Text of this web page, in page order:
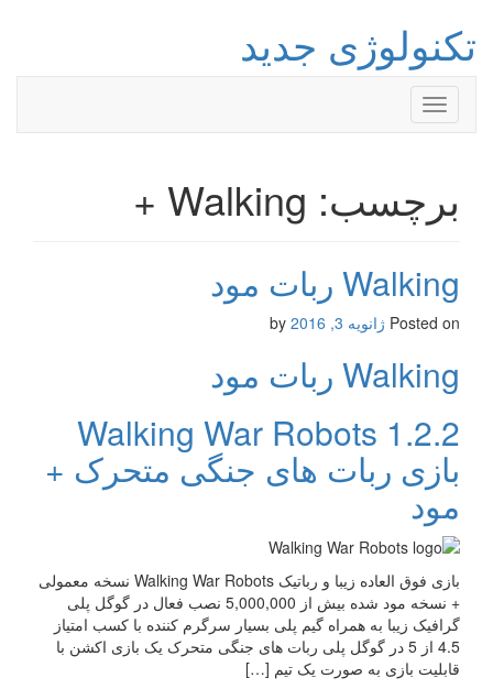
تکنولوژی جدید
Toggle
navigation
برچسب: Walking +
Walking ربات مود
Posted on ژانویه 3, 2016
Walking ربات مود
Walking War Robots 1.2.2
بازی ربات های جنگی متحرک +
مود
بازی فوق العاده زیبا و رباتیک Walking War Robots نسخه معمولی
+ نسخه مود شده بیش از 5,000,000 نصب فعال در گوگل پلی
گرافیک زیبا به همراه گیم پلی بسیار سرگرم کننده با کسب امتیاز
4.5 از 5 در گوگل پلی ربات های جنگی متحرک یک بازی اکشن با
قابلیت بازی به صورت یک تیم […]